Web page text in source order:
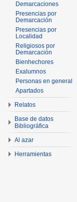
Demarcaciones
Presencias por
Demarcación
Presencias por
Localidad
Religiosos por
Demarcación
Bienhechores
Exalumnos
Personas en general
Apartados
Relatos
Base de datos
Bibliográfica
Al azar
Herramientas